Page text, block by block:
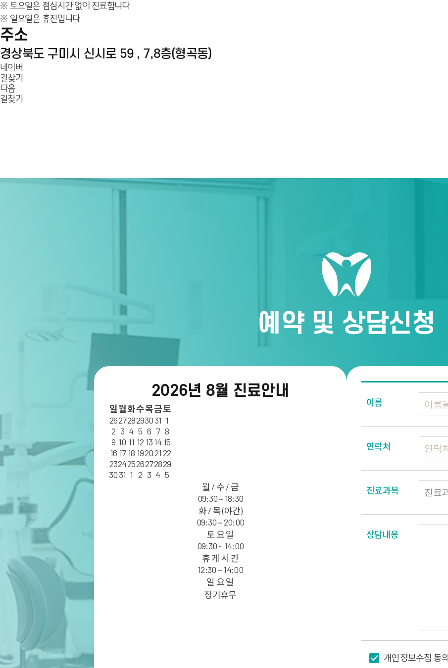
※ 토요일은 점심시간 없이 진료합니다
※ 일요일은 휴진입니다
주소
경상북도 구미시 신시로 59 , 7,8층(형곡동)
네이버
길찾기
다음
길찾기
예약 및 상담신청
2026년 8월 진료안내
일월화수목금토
262728293031 1
2 3 4 5 6 7 8
9 10 11 12 131415
16 17 18 19202122
23242526272829
3031 1 2 3 4 5
월 / 수 / 금
09:30 ~ 18:30
화 / 목 (야간)
09:30 ~ 20:00
토 요 일
09:30 ~ 14:00
휴 게 시 간
12:30 ~ 14:00
일 요 일
정기휴무
이름
연락처
진료과목
상담내용
개인정보수집 동의